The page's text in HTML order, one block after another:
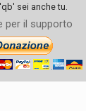
sei anche tu.
per il supporto